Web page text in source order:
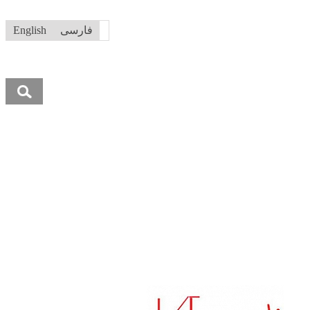
فارسی English